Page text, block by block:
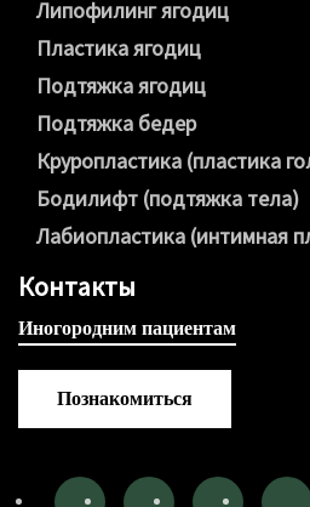
Липофилинг ягодиц
Пластика ягодиц
Подтяжка ягодиц
Подтяжка бедер
Круропластика (пластика
Бодилифт (подтяжка тела)
Лабиопластика (интимная
Контакты
Иногородним пациентам
Познакомиться